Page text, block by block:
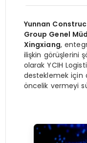
Yunnan
Group Genel
Xingxiang,
ilişkin görüşlerini
olarak YCIH
desteklemek için
öncelik vermeyi